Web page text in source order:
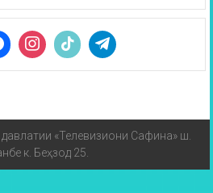
«Телевизиони Сафина» ш.
к. Беҳзод 25.